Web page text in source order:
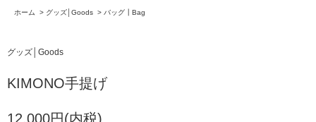
ホーム > グッズ│Goods > バッグ┃Bag
グッズ│Goods
KIMONO手提げ
12,000円(内税)